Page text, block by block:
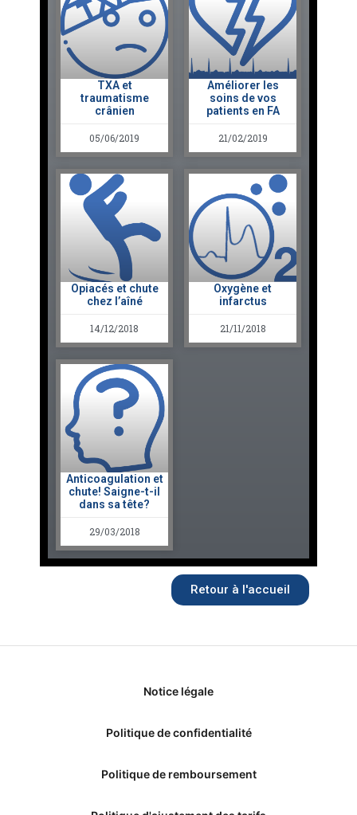
TXA et
traumatisme
crânien
05/06/2019
Améliorer les
soins de vos
patients en FA
21/02/2019
Opiacés et chute
chez l’aîné
14/12/2018
Oxygène et
infarctus
21/11/2018
Anticoagulation et
chute! Saigne-t-il
dans sa tête?
29/03/2018
Retour à l'accueil
Notice légale
Politique de confidentialité
Politique de remboursement